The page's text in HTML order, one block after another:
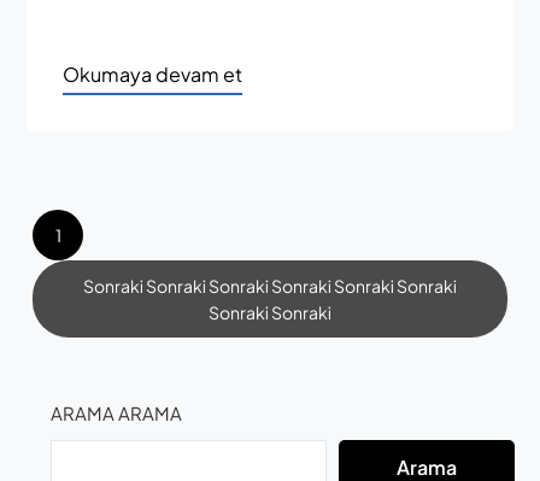
Okumaya devam et
1
Sonraki Sonraki Sonraki Sonraki Sonraki Sonraki
Sonraki Sonraki
ARAMA ARAMA
Arama